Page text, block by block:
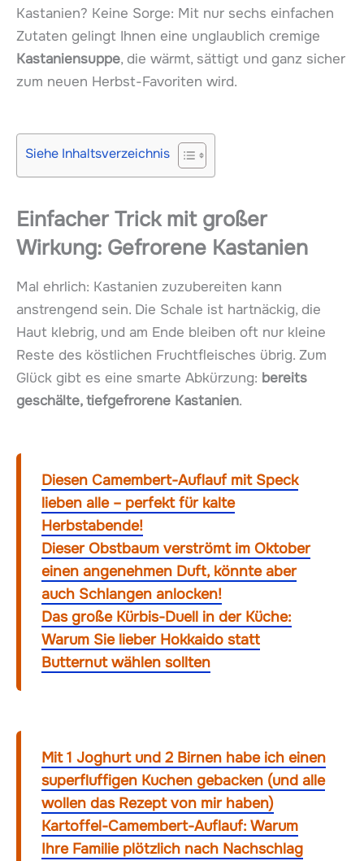
Kastanien? Keine Sorge: Mit nur sechs einfachen
Zutaten gelingt Ihnen eine unglaublich cremige
Kastaniensuppe, die wärmt, sättigt und ganz sicher
zum neuen Herbst-Favoriten wird.
Siehe Inhaltsverzeichnis
Einfacher Trick mit großer
Wirkung: Gefrorene Kastanien
Mal ehrlich: Kastanien zuzubereiten kann
anstrengend sein. Die Schale ist hartnäckig, die
Haut klebrig, und am Ende bleiben oft nur kleine
Reste des köstlichen Fruchtfleisches übrig. Zum
Glück gibt es eine smarte Abkürzung: bereits
geschälte, tiefgefrorene Kastanien.
Diesen Camembert-Auflauf mit Speck
lieben alle – perfekt für kalte
Herbstabende!
Dieser Obstbaum verströmt im Oktober
einen angenehmen Duft, könnte aber
auch Schlangen anlocken!
Das große Kürbis-Duell in der Küche:
Warum Sie lieber Hokkaido statt
Butternut wählen sollten
Mit 1 Joghurt und 2 Birnen habe ich einen
superfluffigen Kuchen gebacken (und alle
wollen das Rezept von mir haben)
Kartoffel-Camembert-Auflauf: Warum
Ihre Familie plötzlich nach Nachschlag